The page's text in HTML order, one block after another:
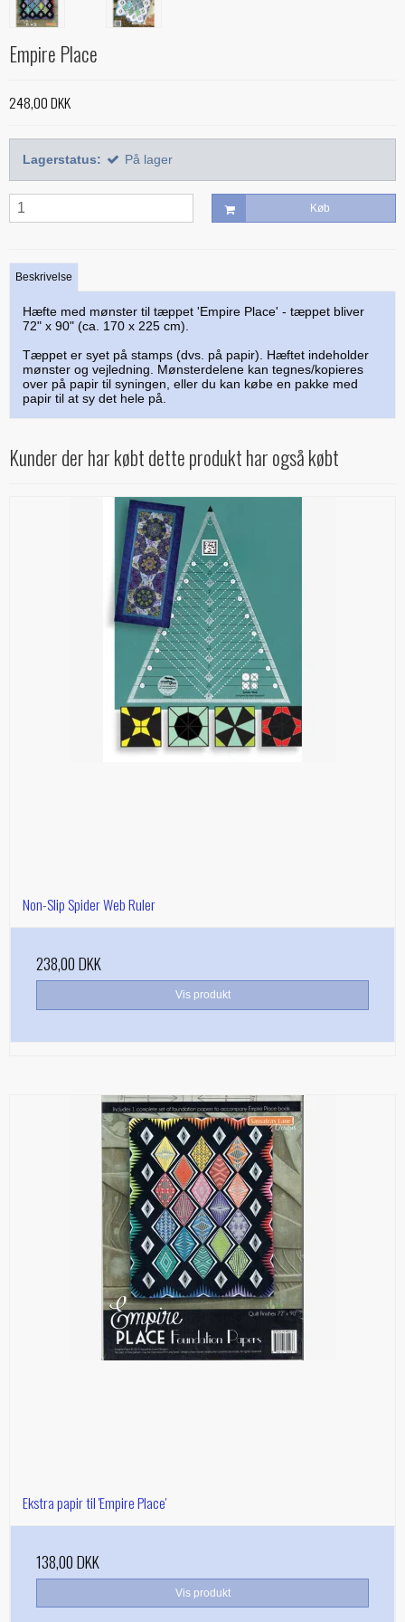
Stof efter farve
Treasure Håndquiltetråd
Glitter 'hologram'tråd
Silketråd
Indlægsstoffer
Polyester mellemfoer
Alle bøger
Julebøger
Modern Quilts
Paper/foundation piecing
Quiltning
Mønstre
Alle mønstre
BeColourful - Jacqueline de Jonge
Mønstre til stamps
Mønstre fra Sew Kind of Wonderful
Skabeloner og linealer
Buede former
Creative Grids
Diverse skabeloner
Phillips Fiber Art
Studio 180 Design
Bøger om quiltning
Quiltemønstre
Taskemønstre
Lynlåse
Hardware - taskespænder
Indlægsstoffer og mellemfoer til tasker
Øvrigt tilbehør til tasker
Materialer til masker/mundbind
Kork og kunstlæder
Empire Place
248,00 DKK
Lagerstatus: På lager
Køb
Beskrivelse
Hæfte med mønster til tæppet 'Empire Place' - tæppet bliver
72" x 90" (ca. 170 x 225 cm).
Tæppet er syet på stamps (dvs. på papir). Hæftet indeholder
mønster og vejledning. Mønsterdelene kan tegnes/kopieres
over på papir til syningen, eller du kan købe en pakke med
papir til at sy det hele på.
Kunder der har købt dette produkt har også købt
Non-Slip Spider Web Ruler
238,00 DKK
Vis produkt
Ekstra papir til 'Empire Place'
138,00 DKK
Vis produkt